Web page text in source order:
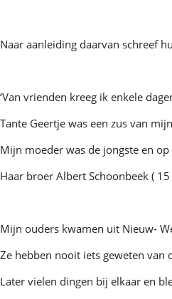
Naar aanleiding daarvan schreef
‘Van vrienden kreeg ik enkele
Tante Geertje was een zus van
Mijn moeder was de jongste en
Haar broer Albert Schoonbeek (
Mijn ouders kwamen uit Nieuw-
Ze hebben nooit iets geweten van
Later vielen dingen bij elkaar en